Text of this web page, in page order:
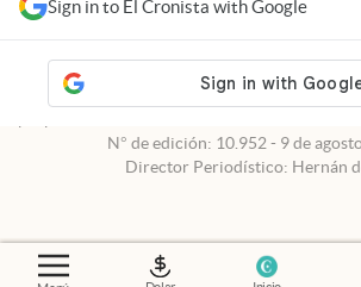
Sign in to El Cronista with Google
Consentimiento
cronista.com
es propiedad de El Cronista
N° de edición: 10.952 - 9 de
Director Periodístico: Hernán